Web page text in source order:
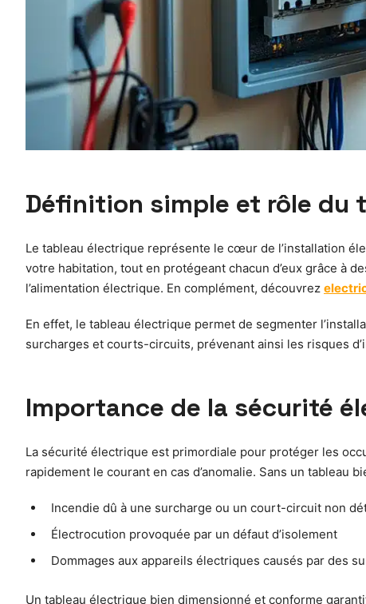
Définition simple et rôle du
Le tableau électrique représente le cœur de l’installation
votre habitation, tout en protégeant chacun d’eux grâce à
l’alimentation électrique. En complément, découvrez
En effet, le tableau électrique permet de segmenter
surcharges et courts-circuits, prévenant ainsi les risques
Importance de la sécurité
La sécurité électrique est primordiale pour protéger les
rapidement le courant en cas d’anomalie. Sans un tableau
Incendie dû à une surcharge ou un court-circuit non
Électrocution provoquée par un défaut d’isolement
Dommages aux appareils électriques causés par des
Un tableau électrique bien dimensionné et conforme